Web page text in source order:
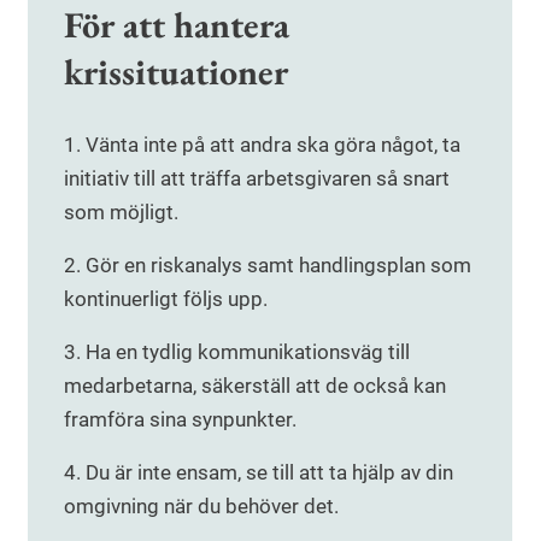
För att hantera
krissituationer
1. Vänta inte på att andra ska göra något, ta
initiativ till att träffa arbetsgivaren så snart
som möjligt.
2. Gör en riskanalys samt handlingsplan som
kontinuerligt följs upp.
3. Ha en tydlig kommunikationsväg till
medarbetarna, säkerställ att de också kan
framföra sina synpunkter.
4. Du är inte ensam, se till att ta hjälp av din
omgivning när du behöver det.